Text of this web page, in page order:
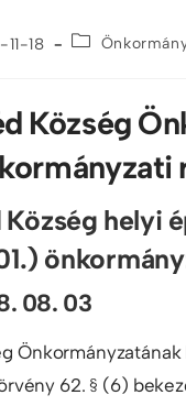
18
Község
helyi
08. 03
62. § (6)